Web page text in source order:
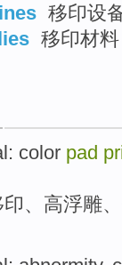
移印设
移印材料
: color pad
印、 高浮雕、